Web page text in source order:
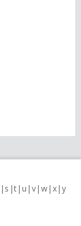
s t u v w x y